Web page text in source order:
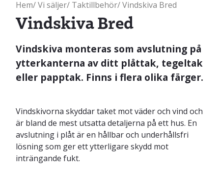
Sök
Hem Vi säljer Taktillbehör Vindskiva Bred
Vindskiva Bred
Vindskiva monteras som avslutning på
ytterkanterna av ditt plåttak, tegeltak
eller papptak. Finns i flera olika färger.
Vindskivorna skyddar taket mot väder och vind och
är bland de mest utsatta detaljerna på ett hus. En
avslutning i plåt är en hållbar och underhållsfri
lösning som ger ett ytterligare skydd mot
inträngande fukt.